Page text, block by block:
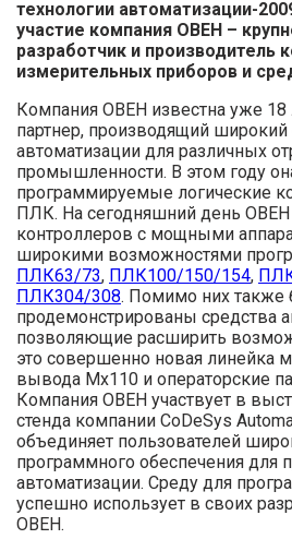
технологии автоматизации-
участие компания ОВЕН –
разработчик и производитель
измерительных приборов и
Компания ОВЕН известна уже
партнер, производящий широкий
автоматизации для различных
промышленности. В этом году
программируемые логические
ПЛК. На сегодняшний день ОВЕН
контроллеров с мощными
широкими возможностями
ПЛК63/73, ПЛК100/150/154,
ПЛК304/308. Помимо них также
продемонстрированы средства
позволяющие расширить
это совершенно новая линейка
вывода Мх110 и операторские
Компания ОВЕН участвует в
стенда компании CoDeSys
объединяет пользователей
программного обеспечения
автоматизации. Среду для
успешно использует в своих
ОВЕН.